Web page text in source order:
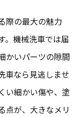
際の最大の魅力
。機械洗車では届
かいパーツの隙間
車なら見逃しませ
い細かい傷や、塗
点が、大きなメリ